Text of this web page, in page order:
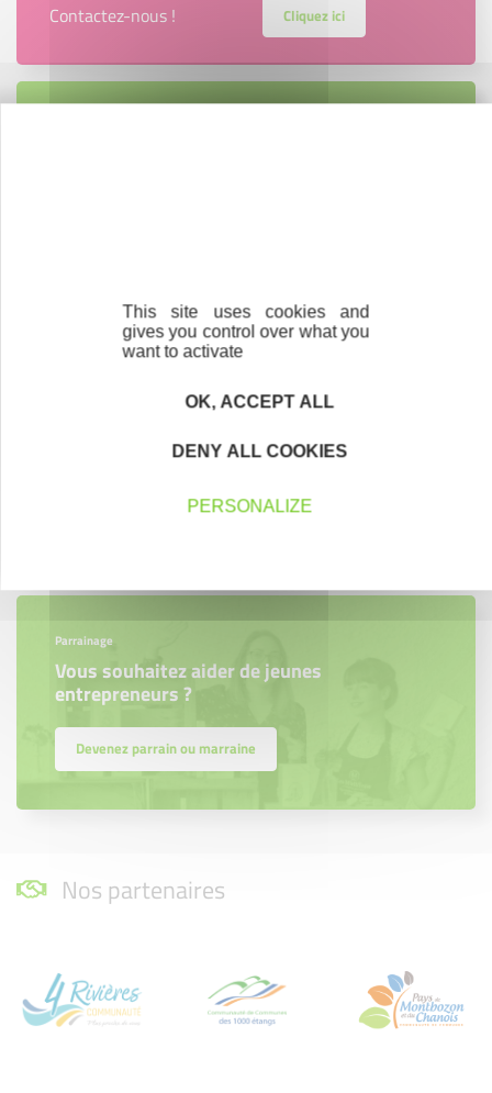
Contactez-nous ! Cliquez ici
Nous les avons accompagnés dans leur
projet entrepreneurial
Découvrez qui ils sont !
Parrainage
Vous souhaitez aider de jeunes
entrepreneurs ?
Devenez parrain ou marraine
Nos partenaires
This site uses cookies and
gives you control over what you
want to activate
OK, ACCEPT ALL
DENY ALL COOKIES
PERSONALIZE